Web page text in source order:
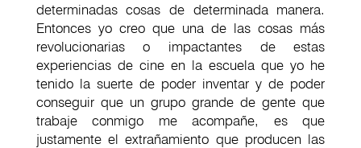
determinadas cosas de determinada manera.
Entonces yo creo que una de las cosas más
revolucionarias o impactantes de estas
experiencias de cine en la escuela que yo he
tenido la suerte de poder inventar y de poder
conseguir que un grupo grande de gente que
trabaje conmigo me acompañe, es que
justamente el extrañamiento que producen las